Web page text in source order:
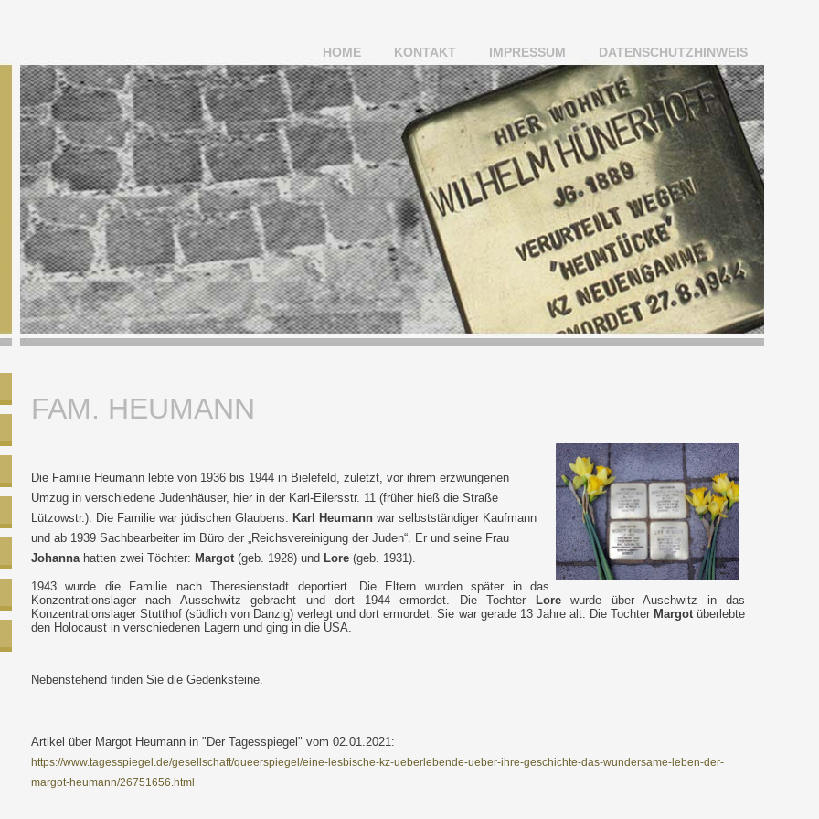
HOME KONTAKT IMPRESSUM DATENSCHUTZHINWEIS
FAM. HEUMANN
Die Familie Heumann lebte von 1936 bis 1944 in Bielefeld, zuletzt, vor ihrem erzwungenen
Umzug in verschiedene Judenhäuser, hier in der Karl-Eilersstr. 11 (früher hieß die Straße
Lützowstr.). Die Familie war jüdischen Glaubens. Karl Heumann war selbstständiger Kaufmann
und ab 1939 Sachbearbeiter im Büro der „Reichsvereinigung der Juden“. Er und seine Frau
Johannahatten zwei Töchter: Margot(geb. 1928) und Lore (geb. 1931).
1943 wurde die Familie nach Theresienstadt deportiert. Die Eltern wurden später in das
Konzentrationslager nach Ausschwitz gebracht und dort 1944 ermordet. Die Tochter
Lorewurde über Auschwitz in das
Konzentrationslager Stutthof (südlich von Danzig) verlegt und dort ermordet. Sie war gerade 13 Jahre alt. Die Tochter Margotüberlebte
den Holocaust in verschiedenen Lagern und ging in die USA.
Nebenstehend finden Sie die Gedenksteine.
Artikel über Margot Heumann in "Der Tagesspiegel" vom 02.01.2021:
https://www.tagesspiegel.de/gesellschaft/queerspiegel/eine-lesbische-kz-ueberlebende-ueber-ihre-geschichte-das-wundersame-leben-der-
margot-heumann/26751656.html